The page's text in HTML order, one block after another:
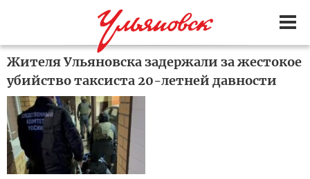
Жителя Ульяновска задержали за жестокое
убийство таксиста 20-летней давности